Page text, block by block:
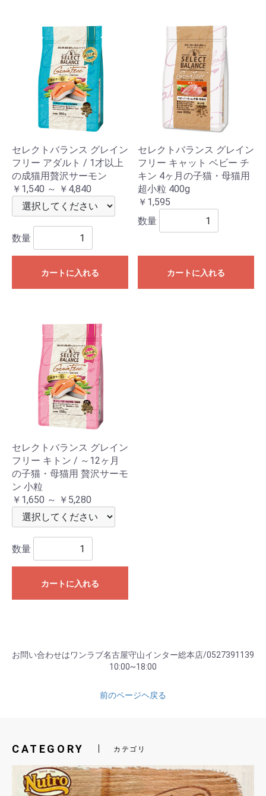
セレクトバランス グレイン
フリー アダルト / 1才以上
の成猫用贅沢サーモン
￥1,540 ～ ￥4,840
数量
カートに入れる
セレクトバランス グレイン
フリー キャット ベビー チ
キン 4ヶ月の子猫・母猫用
超小粒 400g
￥1,595
数量
カートに入れる
セレクトバランス グレイン
フリー キトン / ～12ヶ月
の子猫・母猫用 贅沢サーモ
ン 小粒
￥1,650 ～ ￥5,280
数量
カートに入れる
お問い合わせはワンラブ名古屋守山インター総本店/0527391139
10:00~18:00
前のページヘ戻る
CATEGORY カテゴリ